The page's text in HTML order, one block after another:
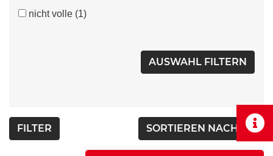
nicht volle (1)
SORTIEREN NACH...
FILTER